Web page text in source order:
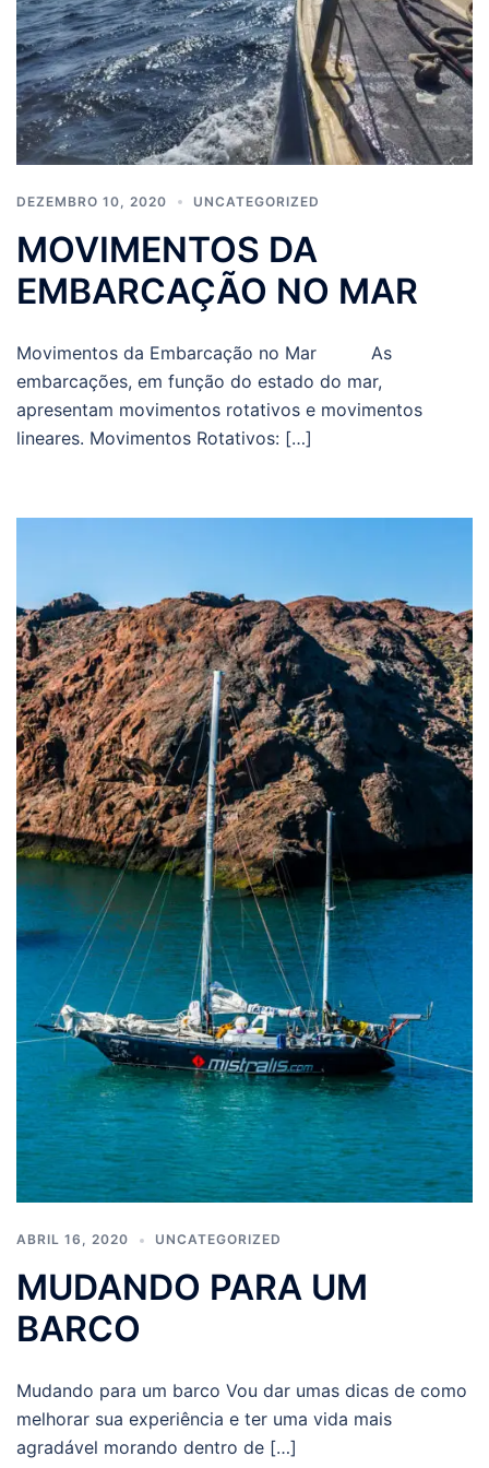
DEZEMBRO 10, 2020 UNCATEGORIZED
MOVIMENTOS DA
EMBARCAÇÃO NO MAR
Movimentos da Embarcação no Mar As
embarcações, em função do estado do mar,
apresentam movimentos rotativos e movimentos
lineares. Movimentos Rotativos: […]
ABRIL 16, 2020 UNCATEGORIZED
MUDANDO PARA UM
BARCO
Mudando para um barco Vou dar umas dicas de como
melhorar sua experiência e ter uma vida mais
agradável morando dentro de […]